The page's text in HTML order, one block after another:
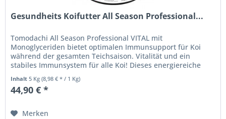
Gesundheits Koifutter All Season Professional...
Tomodachi All Season Professional VITAL mit
Monoglyceriden bietet optimalen Immunsupport für Koi
während der gesamten Teichsaison. Vitalität und ein
stabiles Immunsystem für alle Koi! Dieses energiereiche
Inhalt5 Kg(8,98 € * / 1 Kg)
44,90 € *
Merken